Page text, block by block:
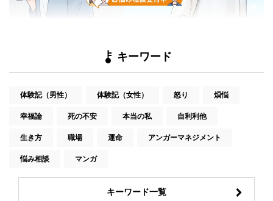
キーワード
体験記（男性） 体験記（女性） 怒り 煩悩
幸福論 死の不安 本当の私 自利利他
生き方 職場 運命 アンガーマネジメント
悩み相談 マンガ
キーワード一覧